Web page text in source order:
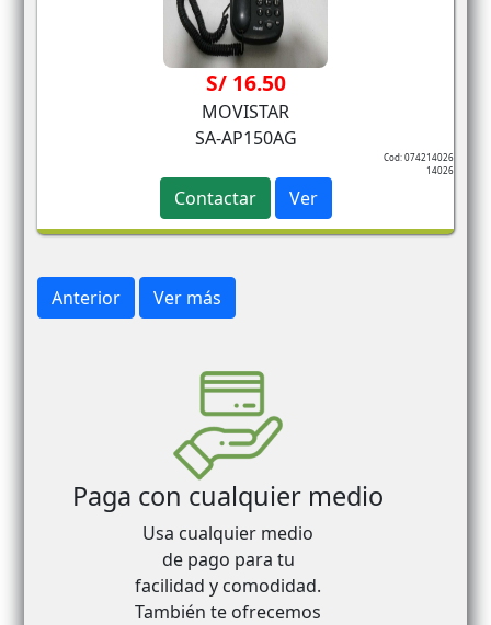
S/ 16.50
MOVISTAR
SA-AP150AG
Cod: 074214026
14026
Contactar Ver
Anterior Ver más
Paga con cualquier medio
Usa cualquier medio
de pago para tu
facilidad y comodidad.
También te ofrecemos